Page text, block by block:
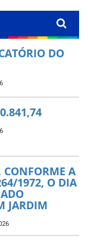
DO
A
1972, O DIA
JARDIM